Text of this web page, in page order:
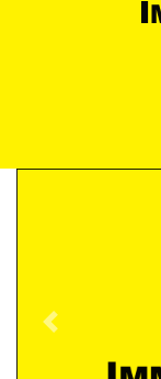
Previous